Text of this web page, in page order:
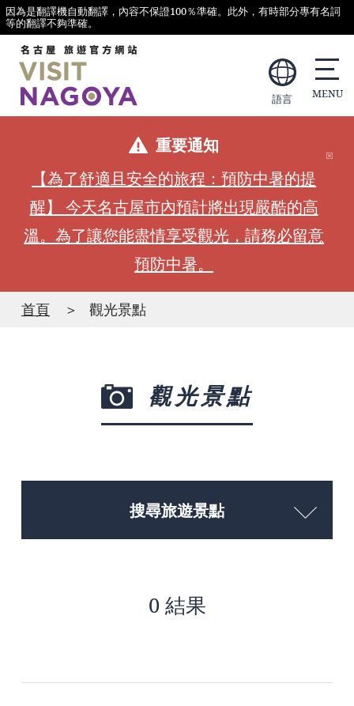
因為是翻譯機自動翻譯，內容不保證100％準確。此外，有時部分專有名詞
等的翻譯不夠準確。
語言
重要通知
【為了舒適且安全的旅程：預防中暑的提
醒】 今天名古屋市內預計將出現嚴酷的高
溫。為了讓您能盡情享受觀光，請務必留意
預防中暑。
首頁 觀光景點
觀光景點
搜尋旅遊景點
0 結果